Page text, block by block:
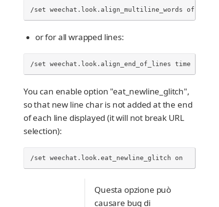
/set weechat.look.align_multiline_words off
or for all wrapped lines:
/set weechat.look.align_end_of_lines time
You can enable option "eat_newline_glitch",
so that new line char is not added at the end
of each line displayed (it will not break URL
selection):
/set weechat.look.eat_newline_glitch on
Questa opzione può
causare bug di